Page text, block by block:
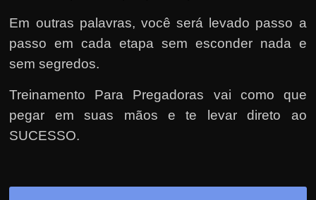
Em outras palavras, você será levado passo a
passo em cada etapa sem esconder nada e
sem segredos.
Treinamento Para Pregadoras vai como que
pegar em suas mãos e te levar direto ao
SUCESSO.